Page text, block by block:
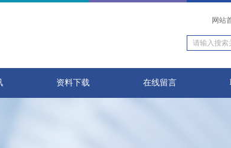
网站
资料下载 在线留言